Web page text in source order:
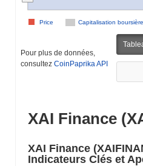
Capitalisation boursière
Price
Pour plus de données,
consultez CoinPaprika API
XAI Finance
XAI Finance
Indicateurs Clés et